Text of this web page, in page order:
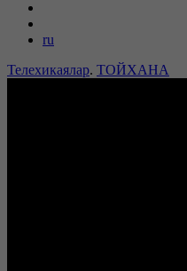
ru
Телехикаялар. ТОЙХАНА